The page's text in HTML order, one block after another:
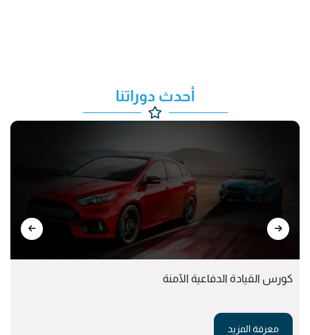
أحدث دوراتنا
كورس القيادة الدفاعية الآمنة
معرفة المزيد